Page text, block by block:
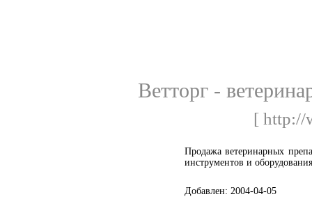
Ветторг -
[ http://
Продажа ветеринарных
инструментов и
Добавлен: 2004-04-05